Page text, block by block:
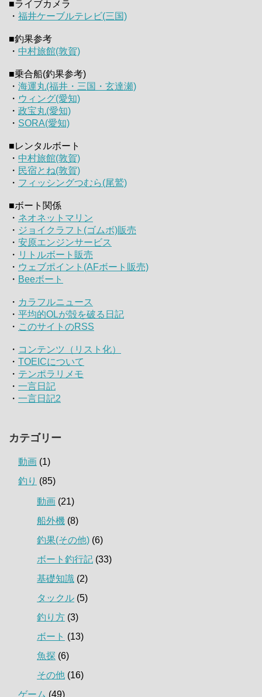
■ライブカメラ
・ 福井ケーブルテレビ(三国)
■釣果参考
・ 中村旅館(敦賀)
■乗合船(釣果参考)
・ 海運丸(福井・三国・玄達瀬)
・ ウィング(愛知)
・ 政宝丸(愛知)
・ SORA(愛知)
■レンタルボート
・ 中村旅館(敦賀)
・ 民宿とね(敦賀)
・ フィッシングつむら(尾鷲)
■ボート関係
・ ネオネットマリン
・ ジョイクラフト(ゴムボ)販売
・ 安原エンジンサービス
・ リトルボート販売
・ ウェブポイント(AFボート販売)
・ Beeボート
・ カラフルニュース
・ 平均的OLが殻を破る日記
・ このサイトのRSS
・ コンテンツ（リスト化）
・ TOEICについて
・ テンポラリメモ
・ 一言日記
・ 一言日記2
カテゴリー
動画 (1)
釣り (85)
動画 (21)
船外機 (8)
釣果(その他) (6)
ボート釣行記 (33)
基礎知識 (2)
タックル (5)
釣り方 (3)
ボート (13)
魚探 (6)
その他 (16)
ゲーム (49)